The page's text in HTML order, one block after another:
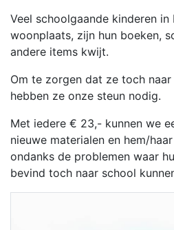
Veel schoolgaande kinderen in
woonplaats, zijn hun boeken,
andere items kwijt.
Om te zorgen dat ze toch
hebben ze onze steun nodig.
Met iedere € 23,- kunnen we
nieuwe materialen en hem/
ondanks de problemen waar
bevind toch naar school